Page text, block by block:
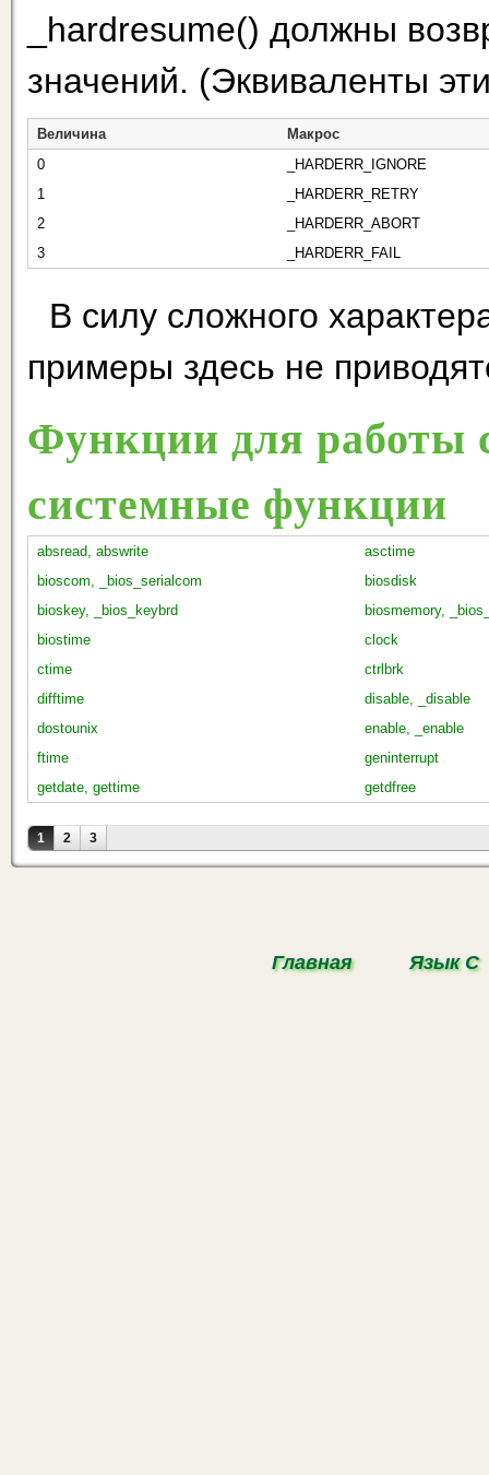
_hardresume() должны
значений. (Эквивален­ты
Величина
Макрос
0
_HARDERR_IGNORE
1
_HARDERR_RETRY
2
_HARDERR_ABORT
3
_HARDERR_FAIL
В силу сложного
примеры здесь не
Функции для работы
системные функции
absread, abswrite
asctime
bioscom, _bios_serialcom
biosdisk
bioskey, _bios_keybrd
biosmemory,
biostime
clock
ctime
ctrlbrk
difftime
disable, _disable
dostounix
enable, _enable
ftime
geninterrupt
getdate, gettime
getdfree
Страницы
1 2 3
Главная Язык С